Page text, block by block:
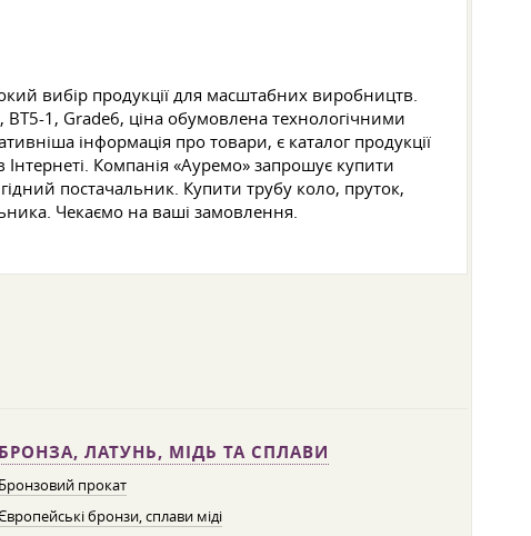
вибір продукції для масштабних виробництв.
1, Grade6, ціна обумовлена технологічними
інформація про товари, є каталог продукції
Компанія «Ауремо» запрошує купити
постачальник. Купити трубу коло, пруток,
Чекаємо на ваші замовлення.
БРОНЗА, ЛАТУНЬ, МІДЬ ТА СПЛАВИ
Бронзовий прокат
бронзи, сплави міді